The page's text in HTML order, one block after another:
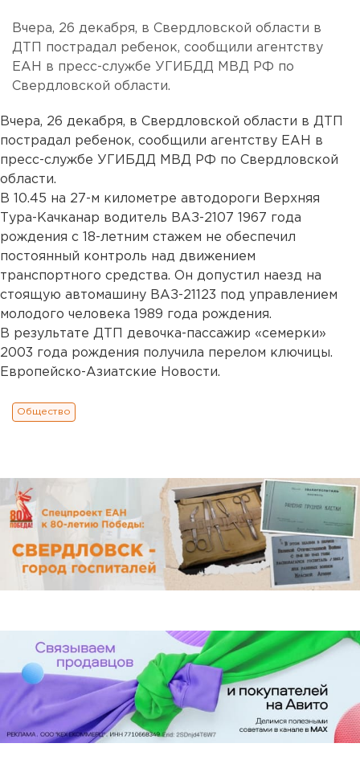
Вчера, 26 декабря, в Свердловской области в
ДТП пострадал ребенок, сообщили агентству
ЕАН в пресс-службе УГИБДД МВД РФ по
Свердловской области.
Вчера, 26 декабря, в Свердловской области в ДТП
пострадал ребенок, сообщили агентству ЕАН в
пресс-службе УГИБДД МВД РФ по Свердловской
области.
В 10.45 на 27-м километре автодороги Верхняя
Тура-Качканар водитель ВАЗ-2107 1967 года
рождения с 18-летним стажем не обеспечил
постоянный контроль над движением
транспортного средства. Он допустил наезд на
стоящую автомашину ВАЗ-21123 под управлением
молодого человека 1989 года рождения.
В результате ДТП девочка-пассажир «семерки»
2003 года рождения получила перелом ключицы.
Европейско-Азиатские Новости.
Общество